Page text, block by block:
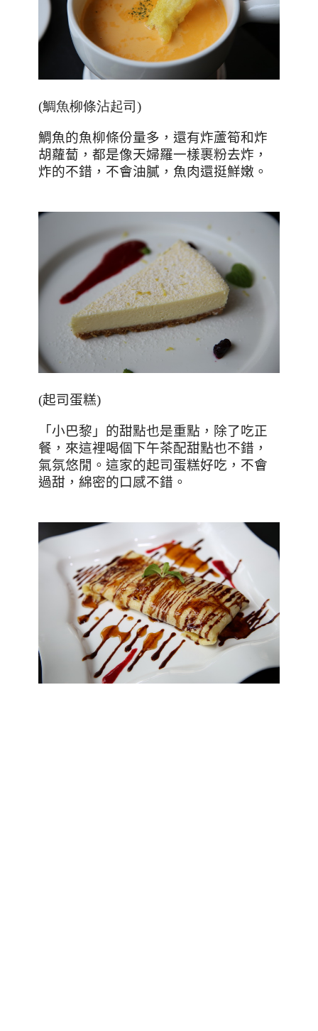
(鯛魚柳條沾起司)
鯛魚的魚柳條份量多，還有炸蘆筍和炸
胡蘿蔔，都是像天婦羅一樣裹粉去炸，
炸的不錯，不會油膩，魚肉還挺鮮嫩。
(起司蛋糕)
「小巴黎」的甜點也是重點，除了吃正
餐，來這裡喝個下午茶配甜點也不錯，
氣氛悠閒。這家的起司蛋糕好吃，不會
過甜，綿密的口感不錯。